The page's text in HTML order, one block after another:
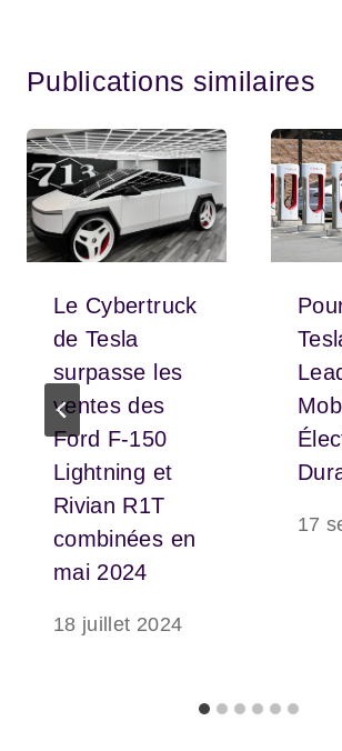
Publications similaires
Le Cybertruck
de Tesla
surpasse les
ventes des
Ford F-150
Lightning et
Rivian R1T
combinées en
mai 2024
18 juillet 2024
17